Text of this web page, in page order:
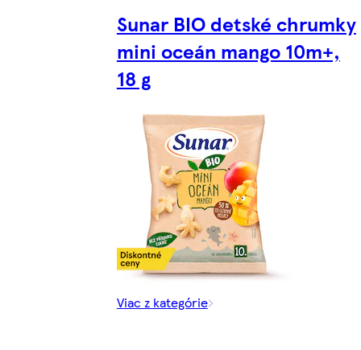
Sunar BIO detské chrumky
mini oceán mango 10m+,
18 g
Viac z kategórie